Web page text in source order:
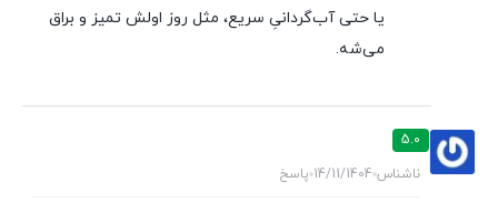
یا حتی آب‌گردانیِ سریع، مثل روز اولش تمیز و براق
می‌شه.
5.0
ناشناس 14/11/1404 پاسخ